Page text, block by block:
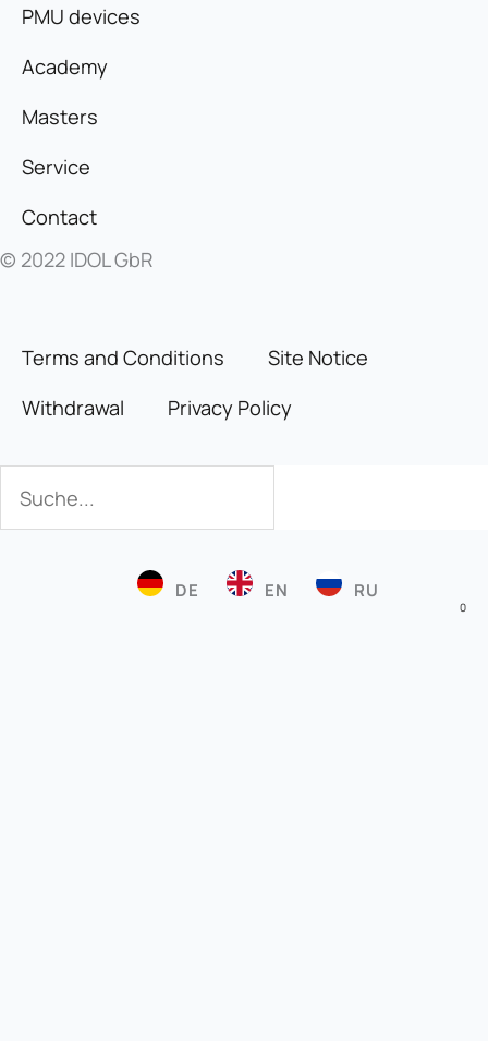
PMU devices
Academy
Masters
Service
Contact
© 2022 IDOL GbR
Terms and Conditions
Site Notice
Withdrawal
Privacy Policy
DE EN RU
0